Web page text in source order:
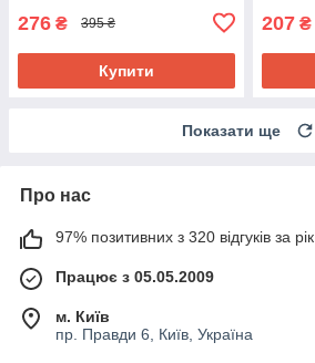
276 ₴ 395 ₴
Купити
207 ₴
Показати ще
Про нас
97% позитивних з 320 відгуків за рік
Працює з 05.05.2009
м. Київ
пр. Правди 6, Київ, Україна